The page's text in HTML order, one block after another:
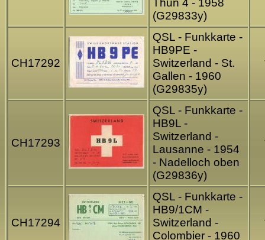
Thun 4 - 1958
(G29833y)
CH17292
QSL - Funkkarte -
HB9PE -
Switzerland - St.
Gallen - 1960
(G29835y)
CH17293
QSL - Funkkarte -
HB9L -
Switzerland -
Lausanne - 1954
- Nadelloch oben
(G29836y)
CH17294
QSL - Funkkarte -
HB9/1CM -
Switzerland -
Colombier - 1960